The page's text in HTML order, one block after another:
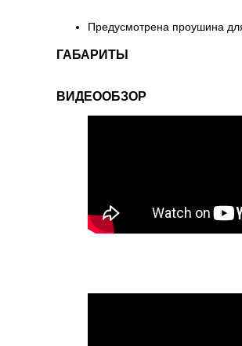
Предусмотрена проушина
ГАБАРИТЫ
ВИДЕООБЗОР